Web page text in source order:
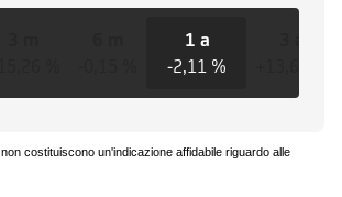
1 a
-2,11 %
costituiscono un'indicazione affidabile riguardo alle